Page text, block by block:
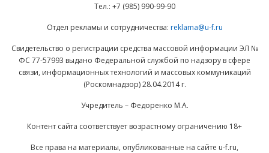
Тел.: +7 (985) 990-99-90
Отдел рекламы и сотрудничества: reklama@u-f.ru
Свидетельство о регистрации средства массовой информации ЭЛ №
ФС 77-57993 выдано Федеральной службой по надзору в сфере
связи, информационных технологий и массовых коммуникаций
(Роскомнадзор) 28.04.2014 г.
Учредитель – Федоренко М.А.
Контент сайта соответствует возрастному ограничению 18+
Все права на материалы, опубликованные на сайте u-f.ru,